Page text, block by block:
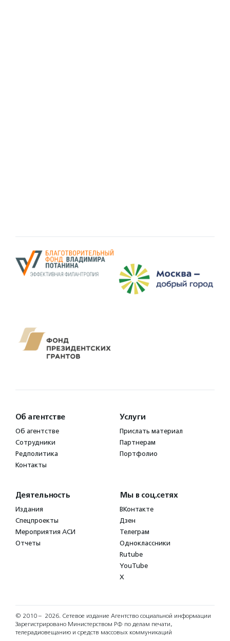
Об агентстве
Об агентстве
Сотрудники
Редполитика
Контакты
Услуги
Прислать материал
Партнерам
Портфолио
Деятельность
Издания
Спецпроекты
Мероприятия АСИ
Отчеты
Мы в соц.сетях
ВКонтакте
Дзен
Телеграм
Одноклассники
Rutube
YouTube
X
© 2010 – 2026. Сетевое издание Агентство социальной информации
Зарегистрировано Министерством РФ по делам печати,
телерадиовещанию и средств массовых коммуникаций